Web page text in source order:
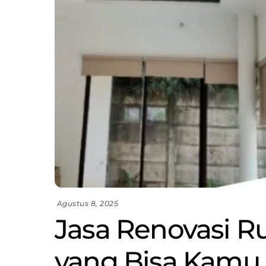
Agustus 8, 2025
Jasa Renovasi